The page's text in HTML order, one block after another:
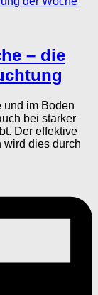
– die
und im Boden
bei starker
Der effektive
wird dies durch